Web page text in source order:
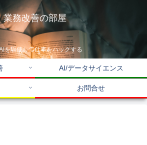
業務改善の部屋
を駆使して仕事をハックする
AI/データサイエンス
お問合せ